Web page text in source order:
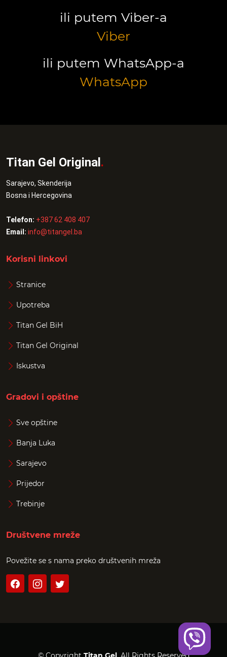
ili putem Viber-a
Viber
ili putem WhatsApp-a
WhatsApp
Titan Gel Original.
Sarajevo, Skenderija
Bosna i Hercegovina
Telefon: +387 62 408 407
Email: info@titangel.ba
Korisni linkovi
Stranice
Upotreba
Titan Gel BiH
Titan Gel Original
Iskustva
Gradovi i opštine
Sve opštine
Banja Luka
Sarajevo
Prijedor
Trebinje
Društvene mreže
Povežite se s nama preko društvenih mreža